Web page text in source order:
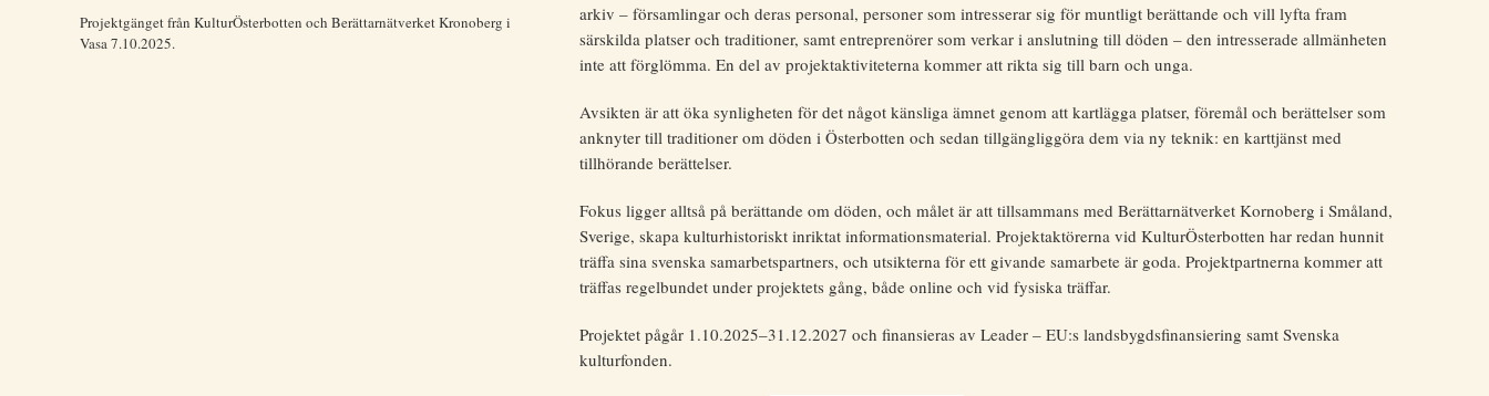
Projektgänget från KulturÖsterbotten och Berättarnätverket Kronoberg i
Vasa 7.10.2025.
arkiv – församlingar och deras personal, personer som intresserar sig för muntligt berättande och vill lyfta fram
särskilda platser och traditioner, samt entreprenörer som verkar i anslutning till döden – den intresserade allmänheten
inte att förglömma. En del av projektaktiviteterna kommer att rikta sig till barn och unga.
Avsikten är att öka synligheten för det något känsliga ämnet genom att kartlägga platser, föremål och berättelser som
anknyter till traditioner om döden i Österbotten och sedan tillgängliggöra dem via ny teknik: en karttjänst med
tillhörande berättelser.
Fokus ligger alltså på berättande om döden, och målet är att tillsammans med Berättarnätverket Kornoberg i Småland,
Sverige, skapa kulturhistoriskt inriktat informationsmaterial. Projektaktörerna vid KulturÖsterbotten har redan hunnit
träffa sina svenska samarbetspartners, och utsikterna för ett givande samarbete är goda. Projektpartnerna kommer att
träffas regelbundet under projektets gång, både online och vid fysiska träffar.
Projektet pågår 1.10.2025–31.12.2027 och finansieras av Leader – EU:s landsbygdsfinansiering samt Svenska
kulturfonden.